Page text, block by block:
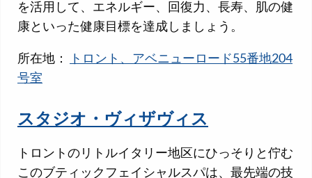
を活用して、エネルギー、回復力、長寿、肌の健
康といった健康目標を達成しましょう。
所在地：
トロント、アベニューロード55番地204
号室
スタジオ・ヴィザヴィス
トロントのリトルイタリー地区にひっそりと佇む
このブティックフェイシャルスパは、最先端の技